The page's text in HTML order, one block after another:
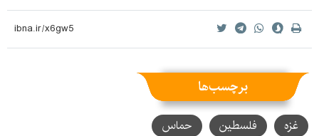
برچسب‌ها
غزه فلسطین حماس